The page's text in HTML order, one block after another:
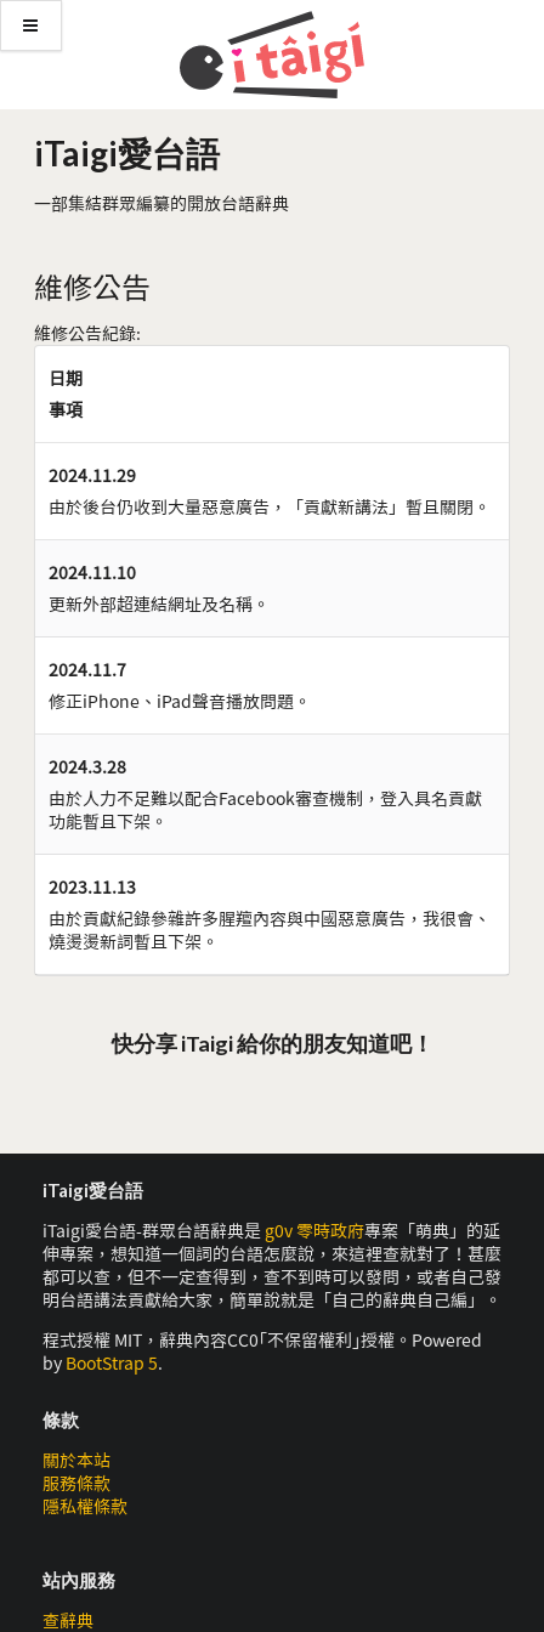
iTaigi愛台語
一部集結群眾編纂的開放台語辭典
維修公告
維修公告紀錄:
日期
事項
2024.11.29
由於後台仍收到大量惡意廣告，「貢獻新講法」暫且關閉。
2024.11.10
更新外部超連結網址及名稱。
2024.11.7
修正iPhone、iPad聲音播放問題。
2024.3.28
由於人力不足難以配合Facebook審查機制，登入具名貢獻
功能暫且下架。
2023.11.13
由於貢獻紀錄參雜許多腥羶內容與中國惡意廣告，我很會、
燒燙燙新詞暫且下架。
快分享 iTaigi 給你的朋友知道吧！
iTaigi愛台語
iTaigi愛台語-群眾台語辭典是 g0v 零時政府專案「萌典」的延
伸專案，想知道一個詞的台語怎麼說，來這裡查就對了！甚麼
都可以查，但不一定查得到，查不到時可以發問，或者自己發
明台語講法貢獻給大家，簡單說就是「自己的辭典自己編」。
程式授權 MIT，辭典內容CC0｢不保留權利｣授權。Powered
by BootStrap 5.
條款
關於本站
服務條款
隱私權條款
站內服務
查辭典